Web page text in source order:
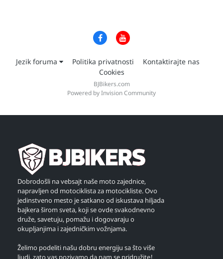
Jezik foruma Politika privatnosti
Kontaktirajte nas
Cookies
BJBikers.com
Powered by Invision Community
Dobrodošli na vebsajt naše moto zajednice,
napravljen od motociklista za motocikliste. Ovo
jedinstveno mesto je satkano od iskustava hiljada
bajkera širom sveta, koji se ovde svakodnevno
druže, savetuju, pomažu i dogovaraju o
okupljanjima i zajedničkim vožnjama.
Želimo podeliti našu dobru energiju sa što više
ljudi, zato vas pozivamo da nam se pridružite!